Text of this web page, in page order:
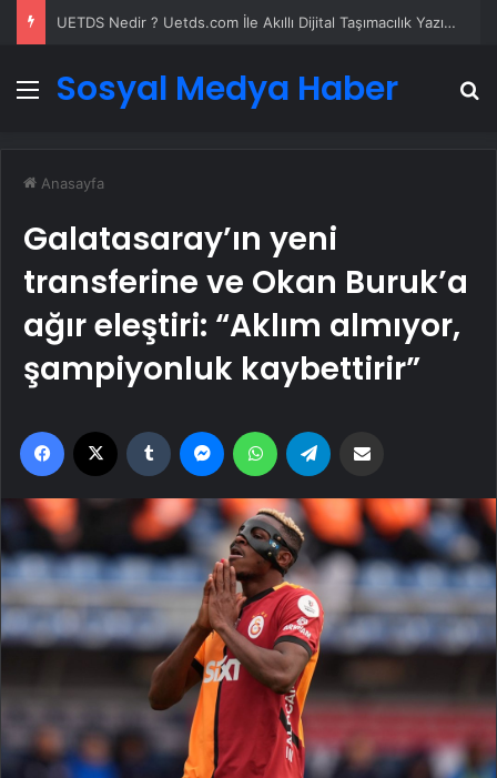
UETDS Nedir ? Uetds.com İle Akıllı Dijital Taşımacılık Yazılımı
Menü
Sosyal Medya Haber
Anasayfa
Galatasaray’ın yeni
transferine ve Okan Buruk’a
ağır eleştiri: “Aklım almıyor,
şampiyonluk kaybettirir”
Facebook Tumblr MessengerWhatsApp